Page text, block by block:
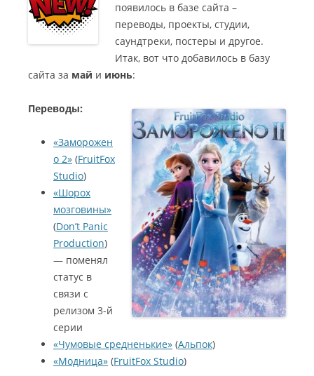
появилось в базе сайта –
переводы, проекты, студии,
саундтреки, постеры и другое.
Итак, вот что добавилось в базу
сайта за май и июнь:
Переводы:
«Заморожен
о 2» (FruitFox
Studio)
«Шорох
мозговины»
(Don’t Panic
Production)
— поменял
статус в
связи с
релизом 3-й
серии
«Чумовые средненькие» (Альпок)
«Модница» (FruitFox Studio)